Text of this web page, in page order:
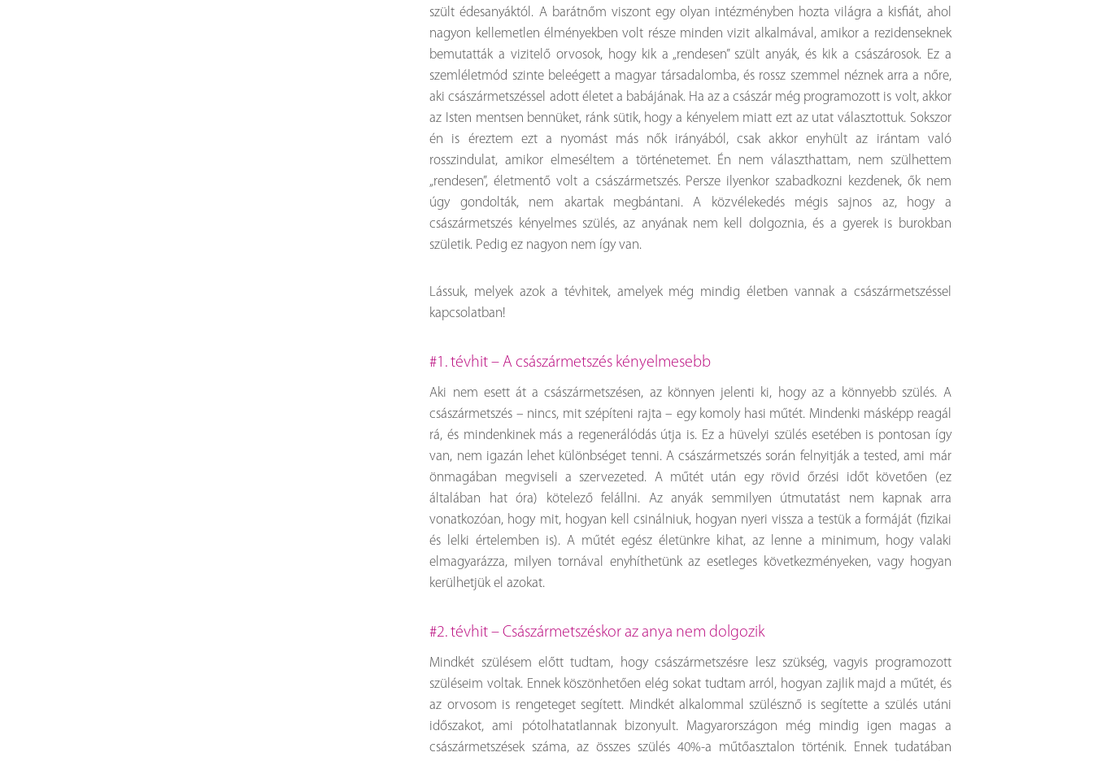
szült édesanyáktól. A barátnőm viszont egy olyan intézményben hozta világra a kisfiát, ahol
nagyon kellemetlen élményekben volt része minden vizit alkalmával, amikor a rezidenseknek
bemutatták a vizitelő orvosok, hogy kik a „rendesen” szült anyák, és kik a császárosok. Ez a
szemléletmód szinte beleégett a magyar társadalomba, és rossz szemmel néznek arra a nőre,
aki császármetszéssel adott életet a babájának. Ha az a császár még programozott is volt, akkor
az Isten mentsen bennüket, ránk sütik, hogy a kényelem miatt ezt az utat választottuk. Sokszor
én is éreztem ezt a nyomást más nők irányából, csak akkor enyhült az irántam való
rosszindulat, amikor elmeséltem a történetemet. Én nem választhattam, nem szülhettem
„rendesen”, életmentő volt a császármetszés. Persze ilyenkor szabadkozni kezdenek, ők nem
úgy gondolták, nem akartak megbántani. A közvélekedés mégis sajnos az, hogy a
császármetszés kényelmes szülés, az anyának nem kell dolgoznia, és a gyerek is burokban
születik. Pedig ez nagyon nem így van.
Lássuk, melyek azok a tévhitek, amelyek még mindig életben vannak a császármetszéssel
kapcsolatban!
#1. tévhit – A császármetszés kényelmesebb
Aki nem esett át a császármetszésen, az könnyen jelenti ki, hogy az a könnyebb szülés. A
császármetszés – nincs, mit szépíteni rajta – egy komoly hasi műtét. Mindenki másképp reagál
rá, és mindenkinek más a regenerálódás útja is. Ez a hüvelyi szülés esetében is pontosan így
van, nem igazán lehet különbséget tenni. A császármetszés során felnyitják a tested, ami már
önmagában megviseli a szervezeted. A műtét után egy rövid őrzési időt követően (ez
általában hat óra) kötelező felállni. Az anyák semmilyen útmutatást nem kapnak arra
vonatkozóan, hogy mit, hogyan kell csinálniuk, hogyan nyeri vissza a testük a formáját (fizikai
és lelki értelemben is). A műtét egész életünkre kihat, az lenne a minimum, hogy valaki
elmagyarázza, milyen tornával enyhíthetünk az esetleges következményeken, vagy hogyan
kerülhetjük el azokat.
#2. tévhit – Császármetszéskor az anya nem dolgozik
Mindkét szülésem előtt tudtam, hogy császármetszésre lesz szükség, vagyis programozott
szüléseim voltak. Ennek köszönhetően elég sokat tudtam arról, hogyan zajlik majd a műtét, és
az orvosom is rengeteget segített. Mindkét alkalommal szülésznő is segítette a szülés utáni
időszakot, ami pótolhatatlannak bizonyult. Magyarországon még mindig igen magas a
császármetszések száma, az összes szülés 40%-a műtőasztalon történik. Ennek tudatában